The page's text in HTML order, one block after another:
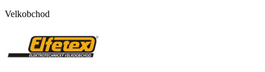
Velkobchod